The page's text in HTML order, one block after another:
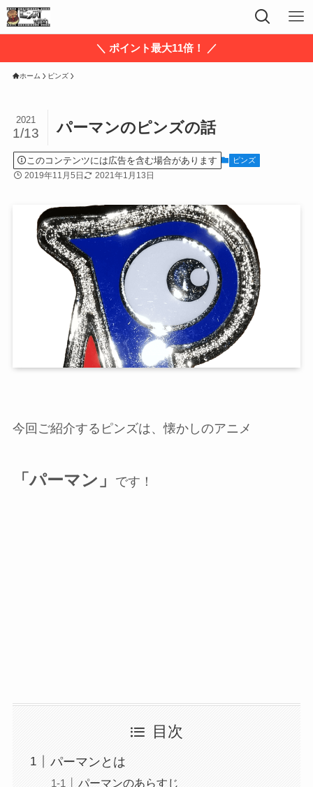
＼ ポイント最大11倍！ ／
ホーム ピンズ
パーマンのピンズの話
2021
1/13
このコンテンツには広告を含む場合があります ピンズ
2019年11月5日 2021年1月13日
今回ご紹介するピンズは、懐かしのアニメ
「パーマン」 です！
目次
パーマンとは
パーマンのあらすじ